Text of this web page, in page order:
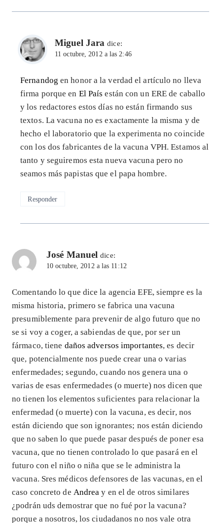
Miguel Jara dice:
11 octubre, 2012 a las 2:46
Fernandogen honor a la verdad el artículo no lleva
firma porque en El País están con un ERE de caballo
y los redactores estos días no están firmando sus
textos. La vacuna no es exactamente la misma y de
hecho el laboratorio que la experimenta no coincide
con los dos fabricantes de la vacuna VPH. Estamos al
tanto y seguiremos esta nueva vacuna pero no
seamos más papistas que el papa hombre.
Responder
José Manuel dice:
10 octubre, 2012 a las 11:12
Comentando lo que dice la agencia EFE, siempre es la
misma historia, primero se fabrica una vacuna
presumiblemente para prevenir de algo futuro que no
se si voy a coger, a sabiendas de que, por ser un
fármaco, tiene daños adversos importantes, es decir
que, potencialmente nos puede crear una o varias
enfermedades; segundo, cuando nos genera una o
varias de esas enfermedades (o muerte) nos dicen que
no tienen los elementos suficientes para relacionar la
enfermedad (o muerte) con la vacuna, es decir, nos
están diciendo que son ignorantes; nos están diciendo
que no saben lo que puede pasar después de poner esa
vacuna, que no tienen controlado lo que pasará en el
futuro con el niño o niña que se le administra la
vacuna. Sres médicos defensores de las vacunas, en el
caso concreto de Andreay en el de otros similares
¿podrán uds demostrar que no fué por la vacuna?
porque a nosotros, los ciudadanos no nos vale otra